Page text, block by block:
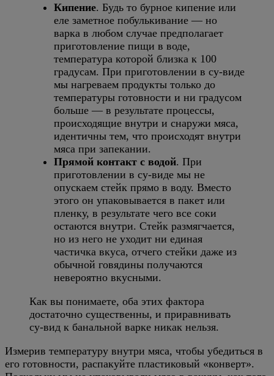
Кипение. Будь то бурное кипение или
еле заметное побулькивание — но
варка в любом случае предполагает
приготовление пищи в воде,
температура которой близка к 100
градусам. При приготовлении в су-виде
мы нагреваем продукты только до
температуры готовности и ни градусом
больше — в результате процессы,
происходящие внутри и снаружи мяса,
идентичны тем, что происходят внутри
мяса при запекании.
Прямой контакт с водой. При
приготовлении в су-виде мы не
опускаем стейк прямо в воду. Вместо
этого он упаковывается в пакет или
пленку, в результате чего все соки
остаются внутри. Стейк размягчается,
но из него не уходит ни единая
частичка вкуса, отчего стейки даже из
обычной говядины получаются
невероятно вкусными.
Как вы понимаете, оба этих фактора
достаточно существенны, и приравнивать
су-вид к банальной варке никак нельзя.
Измерив температуру внутри мяса, чтобы убедиться в
его готовности, распакуйте пластиковый «конверт».